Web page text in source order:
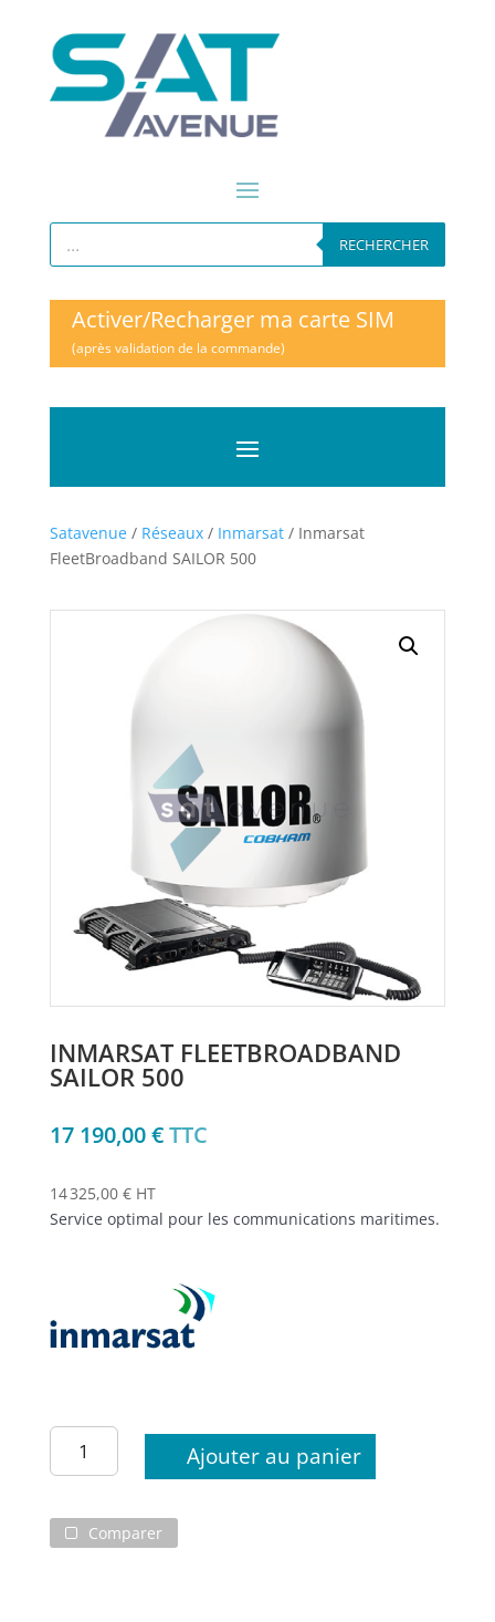
Recherche
produits
RECHERCHER
Activer/Recharger ma carte SIM
(après validation de la commande)
Satavenue/ Réseaux/ Inmarsat/ Inmarsat
FleetBroadband SAILOR 500
INMARSAT FLEETBROADBAND
SAILOR 500
17 190,00€TTC
14 325,00 € HT
Service optimal pour les communications maritimes.
quantité
FleetBroadband
SAILOR
Ajouter au panier
Comparer